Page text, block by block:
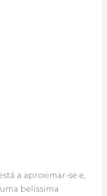
a aproximar-se e,
belíssima